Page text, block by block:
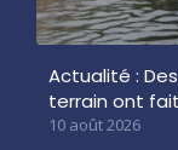
Actualité :
terrain ont
10 août 2026